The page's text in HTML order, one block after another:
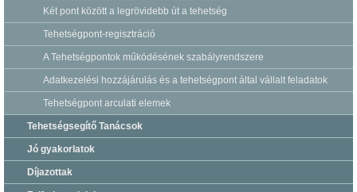
Két pont között a legrövidebb út a tehetség
Tehetségpont-regisztráció
A Tehetségpontok működésének szabályrendszere
Adatkezelési hozzájárulás és a tehetségpont által vállalt feladatok
Tehetségpont arculati elemek
Tehetségsegítő Tanácsok
Jó gyakorlatok
Díjazottak